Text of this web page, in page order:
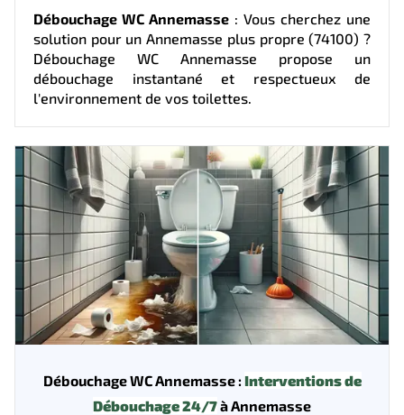
Débouchage WC Annemasse : Vous cherchez une
solution pour un Annemasse plus propre (74100) ?
Débouchage WC Annemasse propose un
débouchage instantané et respectueux de
l'environnement de vos toilettes.
Débouchage WC Annemasse : Interventions de
Débouchage 24/7à Annemasse